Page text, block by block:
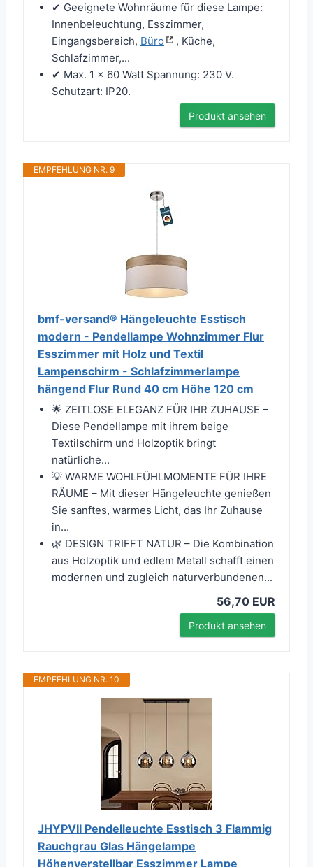
✔ Geeignete Wohnräume für diese Lampe:
Innenbeleuchtung, Esszimmer,
Eingangsbereich, Büro
, Küche,
Schlafzimmer,...
✔ Max. 1 x 60 Watt Spannung: 230 V.
Schutzart: IP20.
Produkt ansehen
EMPFEHLUNG NR. 9
bmf-versand® Hängeleuchte Esstisch
modern - Pendellampe Wohnzimmer Flur
Esszimmer mit Holz und Textil
Lampenschirm - Schlafzimmerlampe
hängend Flur Rund 40 cm Höhe 120 cm
🌟 ZEITLOSE ELEGANZ FÜR IHR ZUHAUSE –
Diese Pendellampe mit ihrem beige
Textilschirm und Holzoptik bringt
natürliche...
💡 WARME WOHLFÜHLMOMENTE FÜR IHRE
RÄUME – Mit dieser Hängeleuchte genießen
Sie sanftes, warmes Licht, das Ihr Zuhause
in...
🌿 DESIGN TRIFFT NATUR – Die Kombination
aus Holzoptik und edlem Metall schafft einen
modernen und zugleich naturverbundenen...
56,70 EUR
Produkt ansehen
EMPFEHLUNG NR. 10
JHYPVII Pendelleuchte Esstisch 3 Flammig
Rauchgrau Glas Hängelampe
Höhenverstellbar Esszimmer Lampe